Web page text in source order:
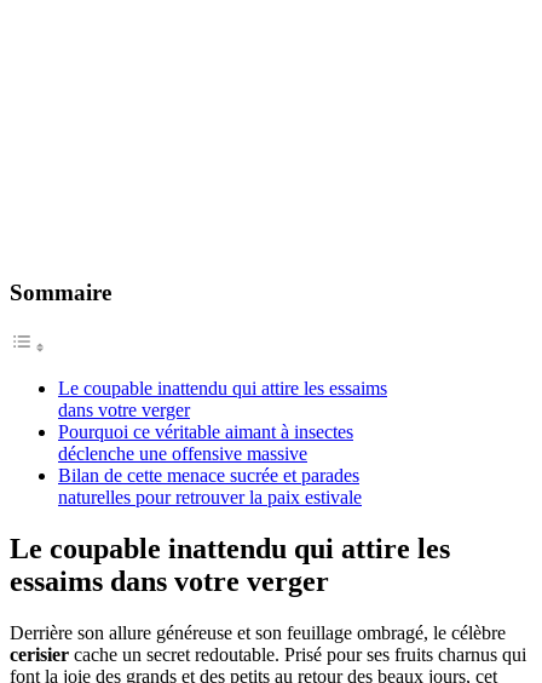
Sommaire
Le coupable inattendu qui attire les essaims
dans votre verger
Pourquoi ce véritable aimant à insectes
déclenche une offensive massive
Bilan de cette menace sucrée et parades
naturelles pour retrouver la paix estivale
Le coupable inattendu qui attire les
essaims dans votre verger
Derrière son allure généreuse et son feuillage ombragé, le célèbre
cerisier cache un secret redoutable. Prisé pour ses fruits charnus qui
font la joie des grands et des petits au retour des beaux jours, cet